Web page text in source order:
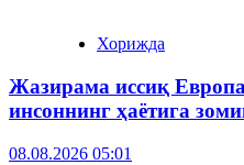
Хорижда
Жазирама иссиқ
инсоннинг ҳаётига
08.08.2026 05:01